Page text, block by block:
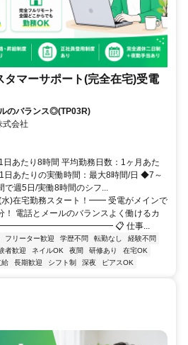
タマーサポート(完全在宅)受電
のバランス◎(TP03R)
式会社
あたり8時間 平均勤務日数：1ヶ月あた
日あたりの実働時間：最大8時間/日 ◆7～
で週5日/実働8時間のシフ...
)在宅勤務スタート！━━ 受電がメインで
！ 電話とメールのバランスよく働けるカ
♪ ━━━━━━━━━━━━━━ 📋 仕事...
フリーター歓迎 学歴不問 転勤なし
経験不問
者歓迎 ネイルOK 夜間 研修あり
在宅OK
給 長期歓迎 シフト制 深夜 ピアスOK